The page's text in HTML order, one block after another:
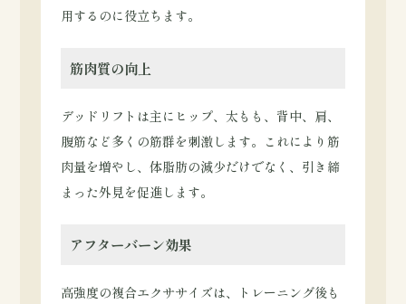
用するのに役立ちます。
筋肉質の向上
デッドリフトは主にヒップ、太もも、背中、肩、
腹筋など多くの筋群を刺激します。これにより筋
肉量を増やし、体脂肪の減少だけでなく、引き締
まった外見を促進します。
アフターバーン効果
高強度の複合エクササイズは、トレーニング後も